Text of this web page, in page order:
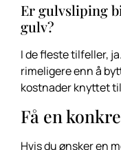
Er gulvsliping
gulv?
I de fleste tilfeller,
rimeligere enn å
kostnader knyttet
Få en
Hvis du ønsker en